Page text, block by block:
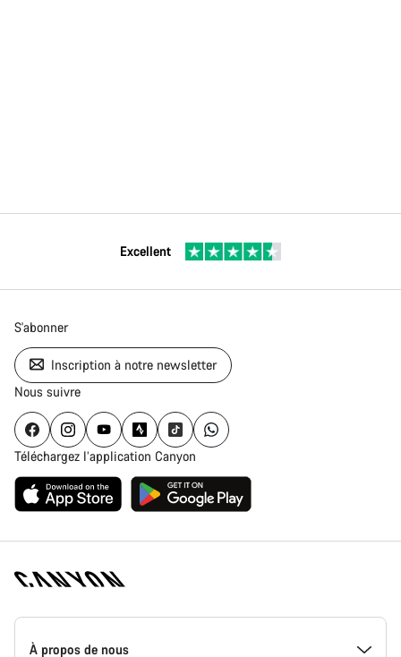
Excellent
S'abonner
Inscription à notre newsletter
Nous suivre
Téléchargez l’application Canyon
Page
d'accueil
À propos de nous